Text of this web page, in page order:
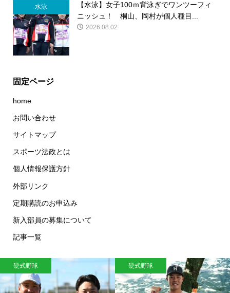
水泳
【水泳】女子100ｍ背泳ぎでワンツーフィ
ニッシュ！ 桐山、岡村が個人種目...
2026.08.02
固定ページ
home
お問い合わせ
サイトマップ
スポーツ法政とは
個人情報保護方針
外部リンク
定期購読のお申込み
新入部員の募集について
記事一覧
硬式野球 硬式野球